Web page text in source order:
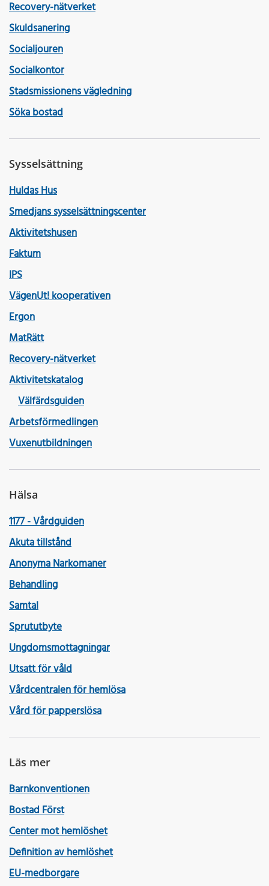
Recovery-nätverket
Skuldsanering
Socialjouren
Socialkontor
Stadsmissionens vägledning
Söka bostad
Sysselsättning
Huldas Hus
Smedjans sysselsättningscenter
Aktivitetshusen
Faktum
IPS
VägenUt! kooperativen
Ergon
MatRätt
Recovery-nätverket
Aktivitetskatalog
Välfärdsguiden
Arbetsförmedlingen
Vuxenutbildningen
Hälsa
1177 - Vårdguiden
Akuta tillstånd
Anonyma Narkomaner
Behandling
Samtal
Sprututbyte
Ungdomsmottagningar
Utsatt för våld
Vårdcentralen för hemlösa
Vård för papperslösa
Läs mer
Barnkonventionen
Bostad Först
Center mot hemlöshet
Definition av hemlöshet
EU-medborgare